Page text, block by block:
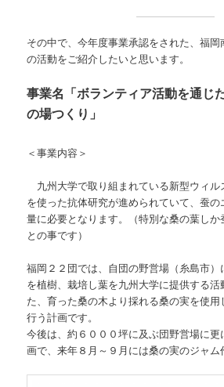
その中で、今年度事業承認をされた、福
の活動をご紹介したいと思います。
事業名「ボランティア活動を通じ
の場つくり」
＜事業内容＞
九州大学で取り組まれている新型ウィル
を使った抗体研究が進められていて、蚕
量に必要となります。（特別な桑の葉し
との事です）
福岡２２団では、自団の野営場（糸島市
を植樹、栽培し葉を九州大学に提供する活
た、育った桑の木より採れる桑の実を使
行う計画です。
今後は、約６０００坪に及ぶ団野営場に
画で、来年８月～９月には桑の実のジャム